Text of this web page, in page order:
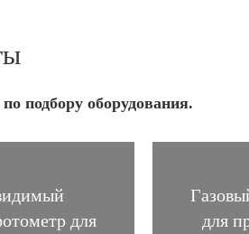
подбору оборудования.
для
для